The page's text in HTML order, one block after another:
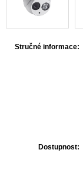
Stručné informace:
Dostupnost: